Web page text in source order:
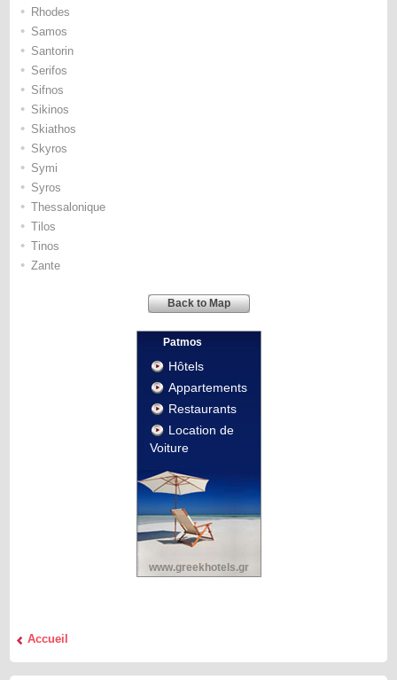
• Rhodes
• Samos
• Santorin
• Serifos
• Sifnos
• Sikinos
• Skiathos
• Skyros
• Symi
• Syros
• Thessalonique
• Tilos
• Tinos
• Zante
Back to Map
Patmos
Hôtels
Appartements
Restaurants
Location de
Voiture
www.greekhotels.gr
Accueil